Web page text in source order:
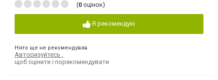
(0 оцінок)
Я рекомендую
Ніхто ще не рекомендував
Авторизуйтесь ,
щоб оцінити і порекомендувати